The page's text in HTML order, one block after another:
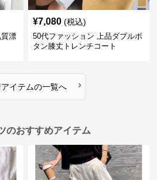
漂
¥7,080 (税込)
50代ファッション 上品ダブルボ
タン膝丈トレンチコート
イテムの一覧へ ›
のおすすめアイテム